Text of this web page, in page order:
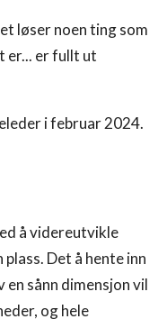
løser noen ting som
er... er fullt ut
i februar 2024.
å videreutvikle
Det å hente inn
sånn dimensjon vil
og hele